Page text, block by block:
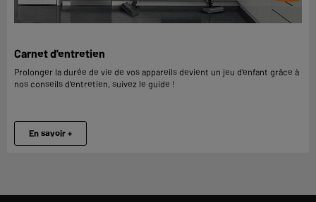
Carnet d'entretien
Prolonger la durée de vie de vos appareils devient un jeu d’enfant grâce à
nos conseils d’entretien, suivez le guide !
En savoir +